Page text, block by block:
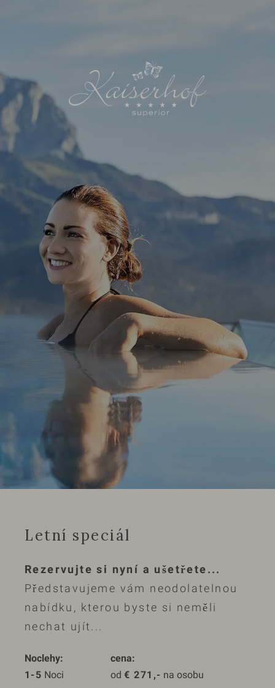
Letní speciál
Rezervujte si nyní a ušetřete...
Představujeme vám neodolatelnou
nabídku, kterou byste si neměli
nechat ujít...
Noclehy
1-5 Noci
cena
od € 271,- na osobu